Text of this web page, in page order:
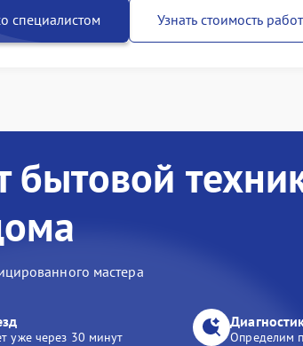
специалистом Узнать стоимость работ
бытовой
мастера
уже через 30 минут Определим